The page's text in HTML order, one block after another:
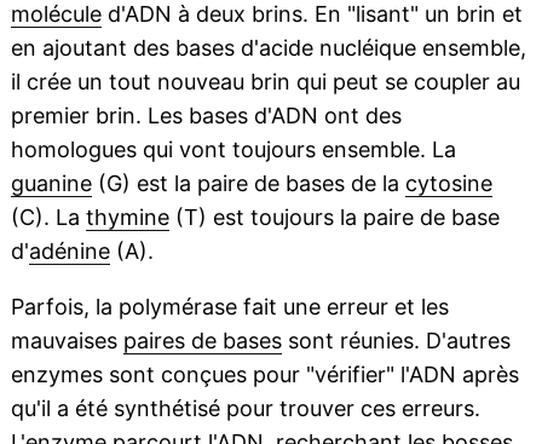
moléculed'ADN à deux brins. En "lisant" un brin et
en ajoutant des bases d'acide nucléique ensemble,
il crée un tout nouveau brin qui peut se coupler au
premier brin. Les bases d'ADN ont des
homologues qui vont toujours ensemble. La
guanine(G) est la paire de bases de la cytosine
(C). La thymine(T) est toujours la paire de base
d'adénine(A).
Parfois, la polymérase fait une erreur et les
mauvaises paires de basessont réunies. D'autres
enzymes sont conçues pour "vérifier" l'ADN après
qu'il a été synthétisé pour trouver ces erreurs.